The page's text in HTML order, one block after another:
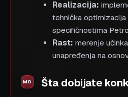
Realizacija:
tehnička
specifičnostima
Rast: merenje
unapređenja na
Šta dobijate